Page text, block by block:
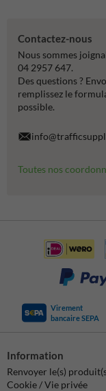
Contactez-nous
Nous sommes
04 2957 647.
Des questions ?
remplissez le
possible.
Toutes nos
Virement
bancaire SEPA
Information
Renvoyer le(s)
Cookie / Vie privée